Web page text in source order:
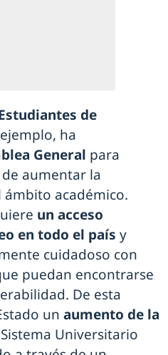
de
ha
General para
aumentar la
académico.
un acceso
en todo el país y
cuidadoso con
puedan encontrarse
De esta
un aumento de la
Universitario